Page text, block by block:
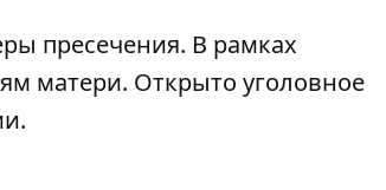
пресечения. В рамках
матери. Открыто уголовное